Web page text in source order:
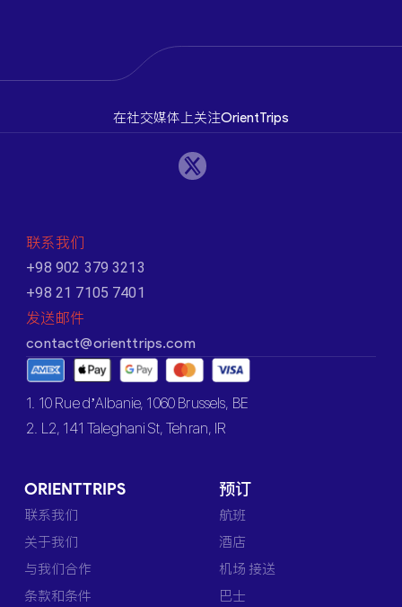
在社交媒体上关注OrientTrips
联系我们
+98 902 379 3213
+98 21 7105 7401
发送邮件
contact@orienttrips.com
1. 10 Rue d’Albanie, 1060 Brussels, BE
2. L2, 141 Taleghani St, Tehran, IR
ORIENTTRIPS
联系我们
关于我们
与我们合作
条款和条件
预订
航班
酒店
机场 接送
巴士